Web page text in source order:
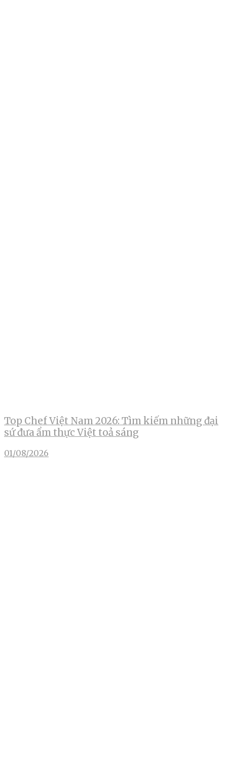
Top Chef Việt Nam 2026: Tìm kiếm những đại
sứ đưa ẩm thực Việt toả sáng
01/08/2026